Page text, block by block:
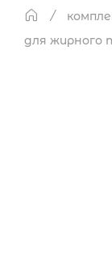
для жирного